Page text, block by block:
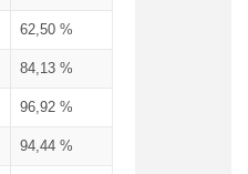
62,50 %
84,13 %
96,92 %
94,44 %